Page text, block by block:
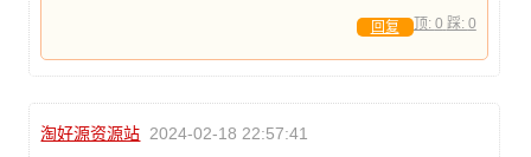
顶: 0 踩: 0
回复
淘好源资源站 2024-02-18 22:57:41